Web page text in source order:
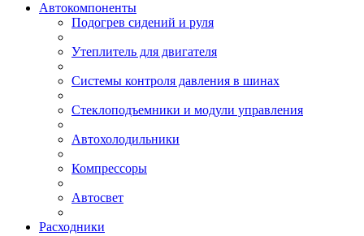
Автокомпоненты
Подогрев сидений и руля
Утеплитель для двигателя
Системы контроля давления в шинах
Стеклоподъемники и модули управления
Автохолодильники
Компрессоры
Автосвет
Расходники